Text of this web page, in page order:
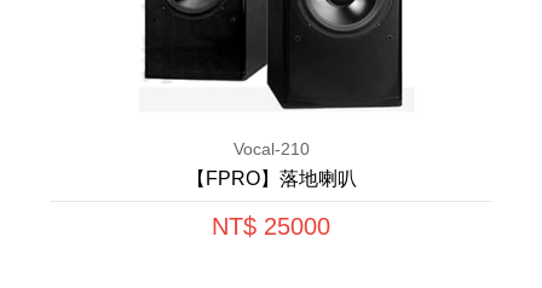
Vocal-210
【FPRO】落地喇叭
NT$ 25000